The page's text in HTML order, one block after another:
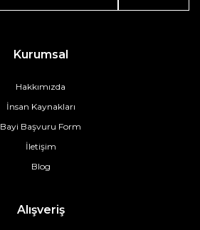
Kurumsal
Hakkımızda
İnsan Kaynakları
Bayi Başvuru Form
İletişim
Blog
Alışveriş